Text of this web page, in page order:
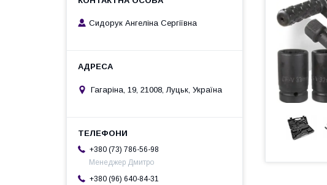
Сидорук Ангеліна Сергіївна
Гагаріна, 19, 21008, Луцьк, Україна
+380 (73) 786-56-98
Менеджер Дмитро
+380 (96) 640-84-31